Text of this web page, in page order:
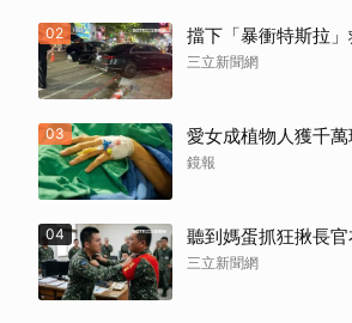
02 擋下「暴衝特斯拉
三立新聞網
03 愛女成植物人獲千
鏡報
04 聽到媽蛋抓狂揪長
三立新聞網